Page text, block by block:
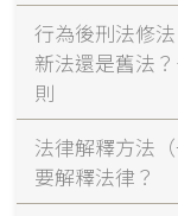
行為後刑法修
新法還是舊法
則
法律解釋方法
要解釋法律？